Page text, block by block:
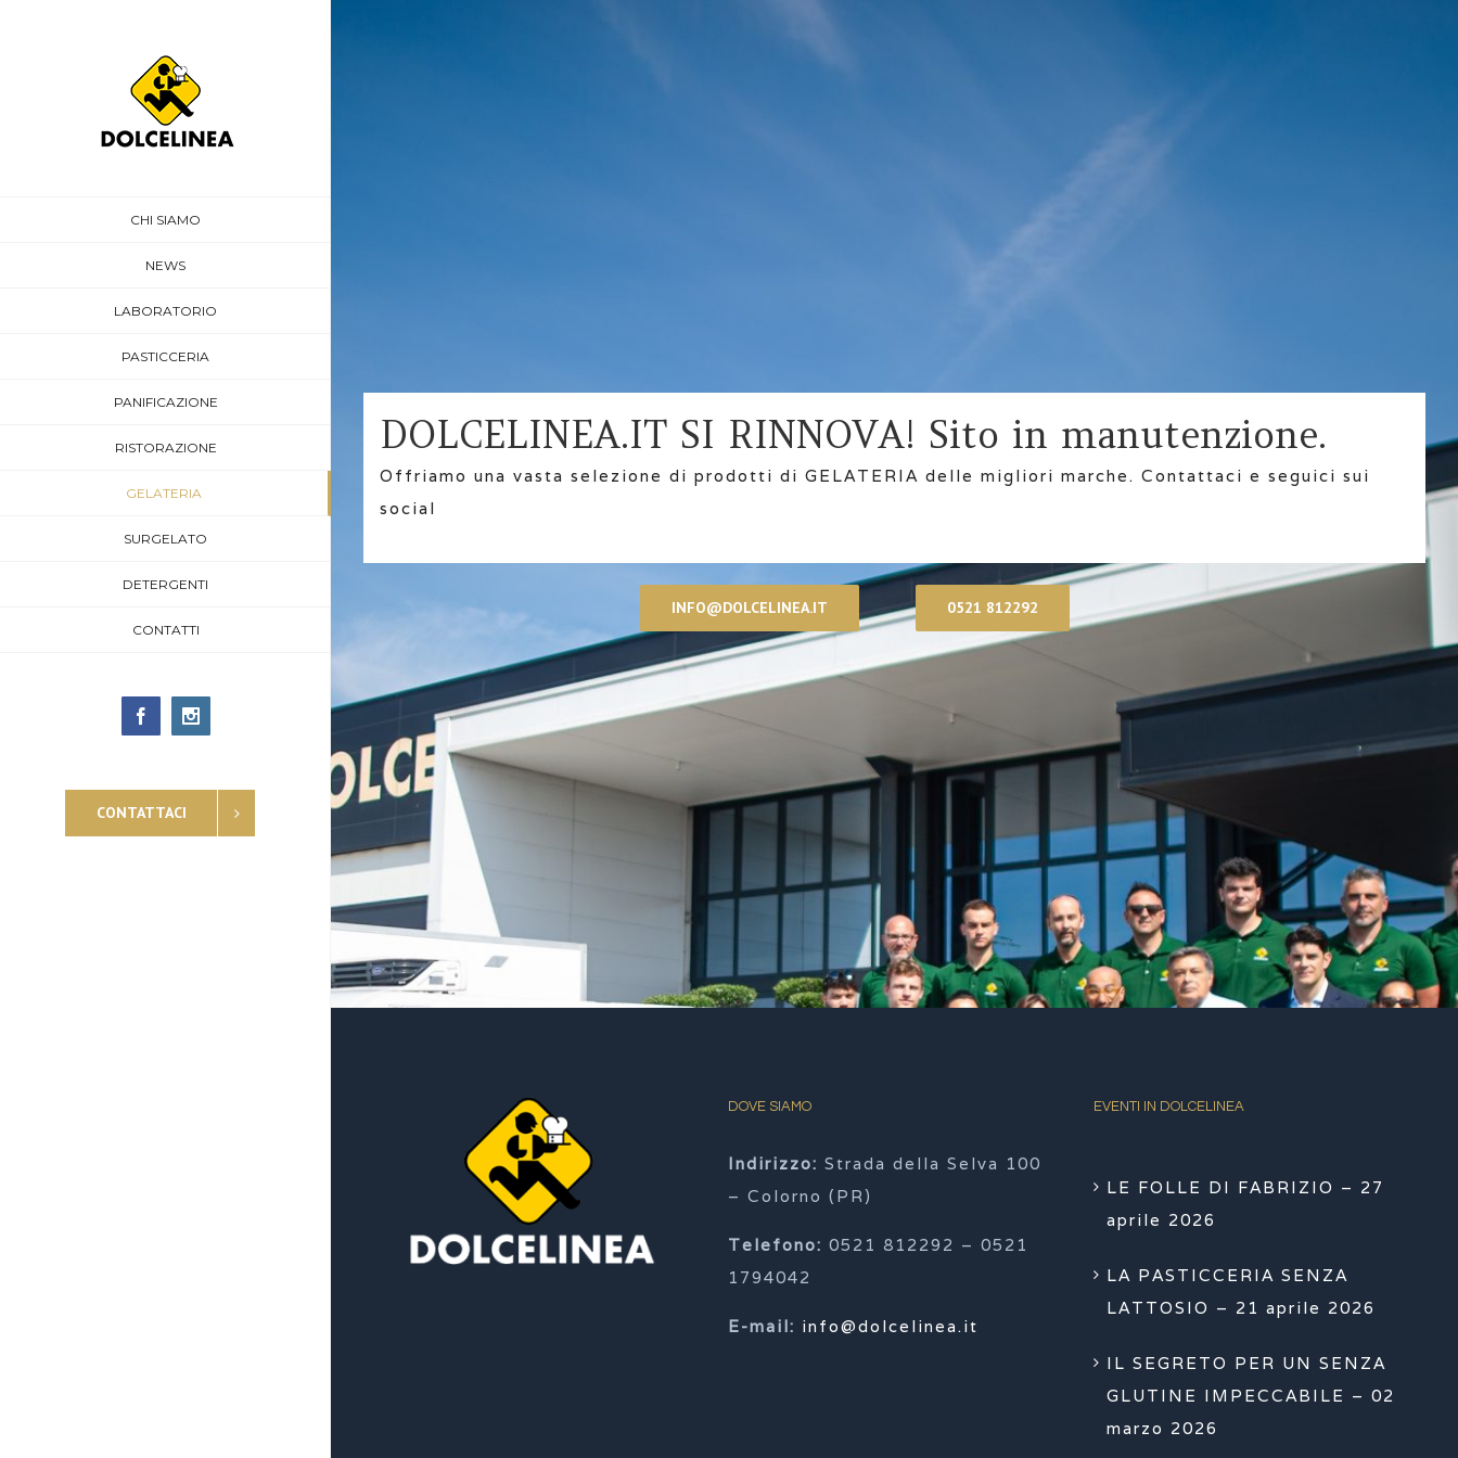
CHI SIAMO
NEWS
LABORATORIO
PASTICCERIA
PANIFICAZIONE
RISTORAZIONE
GELATERIA
SURGELATO
DETERGENTI
CONTATTI
FacebookInstagram
CONTATTACI
DOLCELINEA.IT SI RINNOVA! Sito in manutenzione.
Offriamo una vasta selezione di prodotti di GELATERIA delle migliori marche. Contattaci e seguici sui
social
INFO@DOLCELINEA.IT 0521 812292
DOVE SIAMO
Indirizzo: Strada della Selva 100
– Colorno (PR)
Telefono: 0521 812292 – 0521
1794042
E-mail: info@dolcelinea.it
EVENTI IN DOLCELINEA
LE FOLLE DI FABRIZIO – 27
aprile 2026
LA PASTICCERIA SENZA
LATTOSIO – 21 aprile 2026
IL SEGRETO PER UN SENZA
GLUTINE IMPECCABILE – 02
marzo 2026